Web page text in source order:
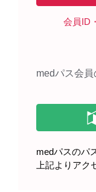
会員ID
medパス会員
medパスのパ
上記よりアク